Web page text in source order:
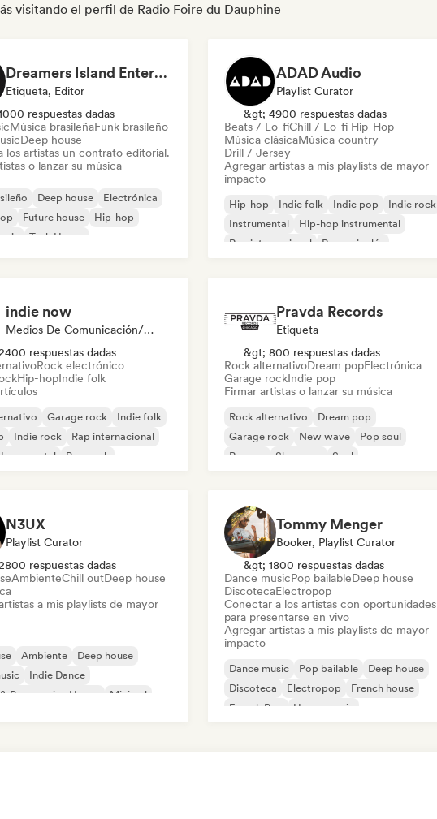
visitando el perfil de Radio Foire du Dauphine
Dreamers Island Entertainment
Etiqueta, Editor
respuestas dadas
Música brasileñaFunk brasileño
Deep house
los artistas un contrato editorial.
o lanzar su música
Deep house
Electrónica
Future house
Hip-hop
Tech House
ADAD Audio
Playlist Curator
&gt; 4900 respuestas dadas
Beats / Lo-fiChill / Lo-fi Hip-Hop
Música clásicaMúsica country
Drill / Jersey
Agregar artistas a mis playlists de mayor
impacto
Hip-hop Indie folk Indie pop
Indie rock
Instrumental
Hip-hop instrumental
Rap internacional
Rap en inglés
indie now
Medios De Comunicación/Periodista
respuestas dadas
Rock electrónico
Hip-hopIndie folk
Garage rock
Indie folk
Indie rock
Rap internacional
metal
Pop rock
Pravda Records
Etiqueta
&gt; 800 respuestas dadas
Rock alternativoDream popElectrónica
Garage rockIndie pop
Firmar artistas o lanzar su música
Rock alternativo
Dream pop
Garage rock
New wave
Pop soul
Reggae
Shoegaze Soul
N3UX
Playlist Curator
respuestas dadas
AmbienteChill outDeep house
a mis playlists de mayor
Ambiente
Deep house
Indie Dance
Progressive House
Minimal
Tommy Menger
Booker, Playlist Curator
&gt; 1800 respuestas dadas
Dance musicPop bailableDeep house
DiscotecaElectropop
Conectar a los artistas con oportunidades
para presentarse en vivo
Agregar artistas a mis playlists de mayor
impacto
Dance music Pop bailable
Deep house
Discoteca
Electropop
French house
French Pop
House music